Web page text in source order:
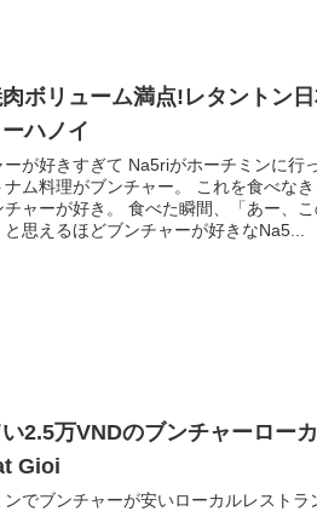
ボリューム満点!レタントン
ハノイ
ーが好きすぎて Na5riがホーチミンに行
ナム料理がブンチャー。 これを食べな
チャーが好き。 食べた瞬間、「あー、
思えるほどブンチャーが好きなNa5...
2.5万VNDのブンチャーロー
Gioi
ンでブンチャーが安いローカルレストラ